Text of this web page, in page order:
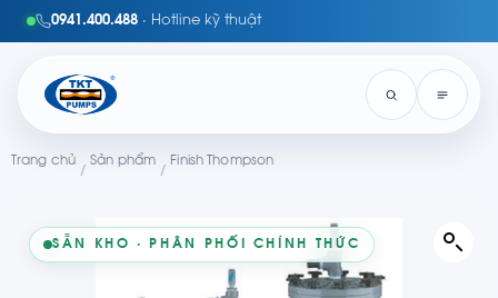
0941.400.488 · Hotline kỹ thuật
Trang chủ
/
Sản phẩm
/
Finish Thompson
SẴN KHO · PHÂN PHỐI CHÍNH THỨC